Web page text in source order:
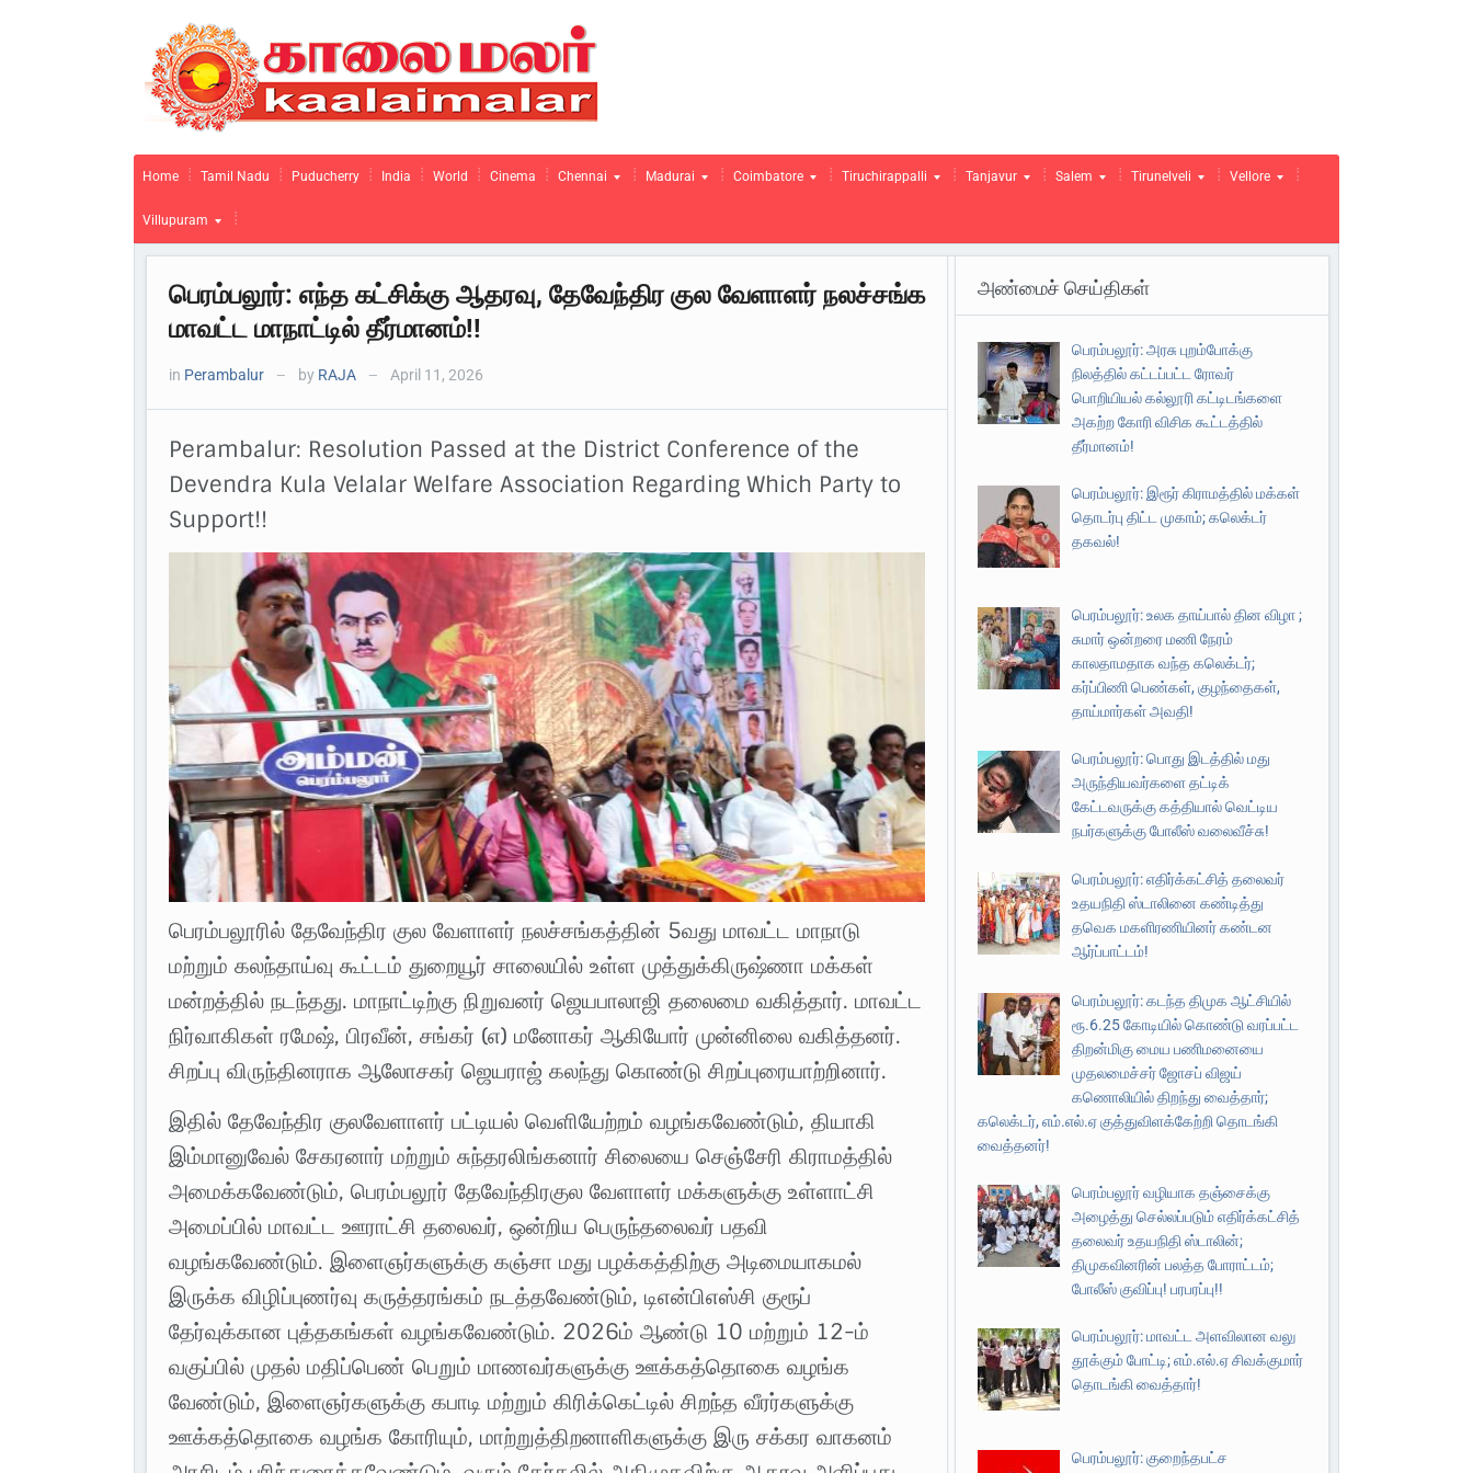
Home Tamil Nadu Puducherry India World Cinema Chennai Madurai Coimbatore Tiruchirappalli Tanjavur Salem Tirunelveli Vellore
Villupuram
பெரம்பலூர்: எந்த கட்சிக்கு ஆதரவு, தேவேந்திர குல வேளாளர் நலச்சங்க
மாவட்ட மாநாட்டில் தீர்மானம்!!
in Perambalur — by RAJA — April 11, 2026
Perambalur: Resolution Passed at the District Conference of the
Devendra Kula Velalar Welfare Association Regarding Which Party to
Support!!
பெரம்பலூரில் தேவேந்திர குல வேளாளர் நலச்சங்கத்தின் 5வது மாவட்ட மாநாடு
மற்றும் கலந்தாய்வு கூட்டம் துறையூர் சாலையில் உள்ள முத்துக்கிருஷ்ணா மக்கள்
மன்றத்தில் நடந்தது. மாநாட்டிற்கு நிறுவனர் ஜெயபாலாஜி தலைமை வகித்தார். மாவட்ட
நிர்வாகிகள் ரமேஷ், பிரவீன், சங்கர் (எ) மனோகர் ஆகியோர் முன்னிலை வகித்தனர்.
சிறப்பு விருந்தினராக ஆலோசகர் ஜெயராஜ் கலந்து கொண்டு சிறப்புரையாற்றினார்.
இதில் தேவேந்திர குலவேளாளர் பட்டியல் வெளியேற்றம் வழங்கவேண்டும், தியாகி
இம்மானுவேல் சேகரனார் மற்றும் சுந்தரலிங்கனார் சிலையை செஞ்சேரி கிராமத்தில்
அமைக்கவேண்டும், பெரம்பலூர் தேவேந்திரகுல வேளாளர் மக்களுக்கு உள்ளாட்சி
அமைப்பில் மாவட்ட ஊராட்சி தலைவர், ஒன்றிய பெருந்தலைவர் பதவி
வழங்கவேண்டும். இளைஞர்களுக்கு கஞ்சா மது பழக்கத்திற்கு அடிமையாகமல்
இருக்க விழிப்புணர்வு கருத்தரங்கம் நடத்தவேண்டும், டிஎன்பிஎஸ்சி குரூப்
தேர்வுக்கான புத்தகங்கள் வழங்கவேண்டும். 2026ம் ஆண்டு 10 மற்றும் 12-ம்
வகுப்பில் முதல் மதிப்பெண் பெறும் மாணவர்களுக்கு ஊக்கத்தொகை வழங்க
வேண்டும், இளைஞர்களுக்கு கபாடி மற்றும் கிரிக்கெட்டில் சிறந்த வீரர்களுக்கு
ஊக்கத்தொகை வழங்க கோரியும், மாற்றுத்திறனாளிகளுக்கு இரு சக்கர வாகனம்
அண்மைச் செய்திகள்
பெரம்பலூர்: அரசு புறம்போக்கு
நிலத்தில் கட்டப்பட்ட ரோவர்
பொறியியல் கல்லூரி கட்டிடங்களை
அகற்ற கோரி விசிக கூட்டத்தில்
தீர்மானம்!
பெரம்பலூர்: இரூர் கிராமத்தில் மக்கள்
தொடர்பு திட்ட முகாம்; கலெக்டர்
தகவல்!
பெரம்பலூர்: உலக தாய்பால் தின விழா ;
சுமார் ஒன்றரை மணி நேரம்
காலதாமதாக வந்த கலெக்டர்;
கர்ப்பிணி பெண்கள், குழந்தைகள்,
தாய்மார்கள் அவதி!
பெரம்பலூர்: பொது இடத்தில் மது
அருந்தியவர்களை தட்டிக்
கேட்டவருக்கு கத்தியால் வெட்டிய
நபர்களுக்கு போலீஸ் வலைவீச்சு!
பெரம்பலூர்: எதிர்க்கட்சித் தலைவர்
உதயநிதி ஸ்டாலினை கண்டித்து
தவெக மகளிரணியினர் கண்டன
ஆர்ப்பாட்டம்!
பெரம்பலூர்: கடந்த திமுக ஆட்சியில்
ரூ.6.25 கோடியில் கொண்டு வரப்பட்ட
திறன்மிகு மைய பணிமனையை
முதலமைச்சர் ஜோசப் விஜய்
கணொலியில் திறந்து வைத்தார்;
கலெக்டர், எம்.எல்.ஏ குத்துவிளக்கேற்றி தொடங்கி
வைத்தனர்!
பெரம்பலூர் வழியாக தஞ்சைக்கு
அழைத்து செல்லப்படும் எதிர்க்கட்சித்
தலைவர் உதயநிதி ஸ்டாலின்;
திமுகவினரின் பலத்த போராட்டம்;
போலீஸ் குவிப்பு! பரபரப்பு!!
பெரம்பலூர்: மாவட்ட அளவிலான வலு
தூக்கும் போட்டி; எம்.எல்.ஏ சிவக்குமார்
தொடங்கி வைத்தார்!
பெரம்பலூர்: குறைந்தபட்ச